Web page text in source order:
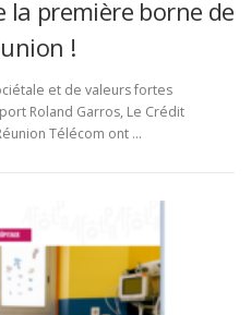
la première borne de
!
et de valeurs fortes
Roland Garros, Le Crédit
Télécom ont …